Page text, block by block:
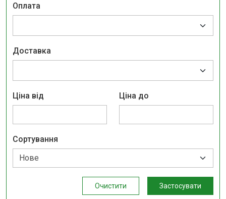
Оплата
Доставка
Ціна від Ціна до
Сортування
Очистити Застосувати